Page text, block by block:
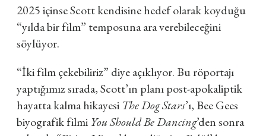
2025 içinse Scott kendisine hedef olarak koyduğu
“yılda bir film” temposuna ara verebileceğini
söylüyor.
“İki film çekebiliriz” diye açıklıyor. Bu röportajı
yaptığımız sırada, Scott’ın planı post-apokaliptik
hayatta kalma hikayesi The Dog Stars’ı, Bee Gees
biyografik filmi You Should Be Dancing’den sonra